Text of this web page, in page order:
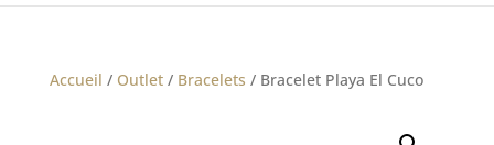
Accueil / Outlet/ Bracelets / Bracelet Playa El Cuco